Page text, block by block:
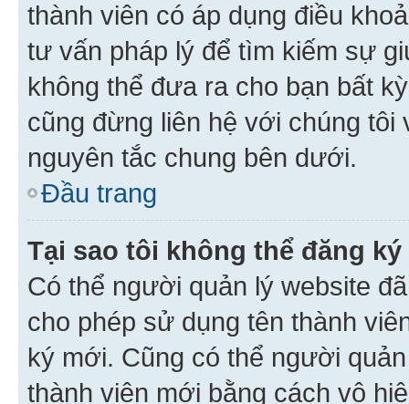
thành viên có áp dụng điều
tư vấn pháp lý để tìm kiếm sự
không thể đưa ra cho bạn bất
cũng đừng liên hệ với chúng
nguyên tắc chung bên dưới.
Đầu trang
Tại sao tôi không thể đăng
Có thể người quản lý website
cho phép sử dụng tên thành
ký mới. Cũng có thể người
thành viên mới bằng cách vô